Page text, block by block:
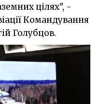
цілях", -
Командування
Голубцов.